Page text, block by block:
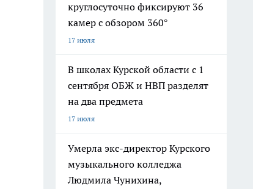
круглосуточно фиксируют 36
камер с обзором 360°
17 июля
В школах Курской области с 1
сентября ОБЖ и НВП разделят
на два предмета
17 июля
Умерла экс-директор Курского
музыкального колледжа
Людмила Чунихина,